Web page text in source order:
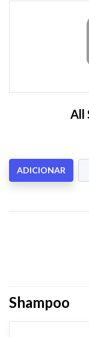
All
ADICIONAR
Shampoo